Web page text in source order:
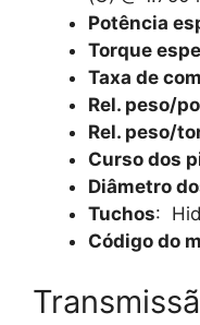
Potência
Torque
Taxa de
Rel. peso/
Rel. peso/
Curso dos
Diâmetro
Tuchos:
Código do